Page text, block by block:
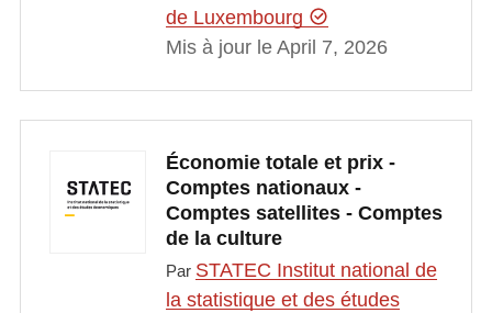
de Luxembourg
Mis à jour le April 7, 2026
Économie totale et prix -
Comptes nationaux -
Comptes satellites - Comptes
de la culture
Par STATEC Institut national de
la statistique et des études